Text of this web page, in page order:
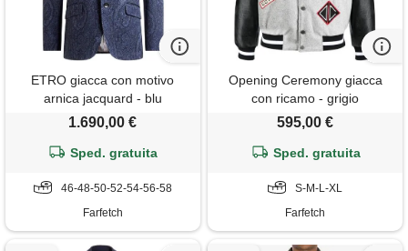
ETRO giacca con motivo
arnica jacquard - blu
1.690,00 €
Sped. gratuita
46-48-50-52-54-56-58
Farfetch
Opening Ceremony giacca
con ricamo - grigio
595,00 €
Sped. gratuita
S-M-L-XL
Farfetch